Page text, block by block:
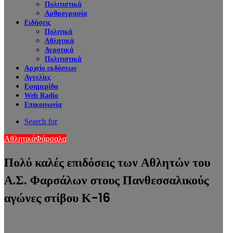
Πολιτιστικά
Αρθρογραφία
Ειδήσεις
Πολιτικά
Αθλητικά
Αγροτικά
Πολιτιστικά
Αρχείο εκδόσεων
Αγγελίες
Εφημερίδα
Web Radio
Επικοινωνία
Search for
ΑθλητικάΦάρσαλα
Πολύ καλές επιδόσεις των Αθλητών του
Α.Σ. Φαρσάλων στους Πανθεσσαλικούς
αγώνες στίβου Κ-16